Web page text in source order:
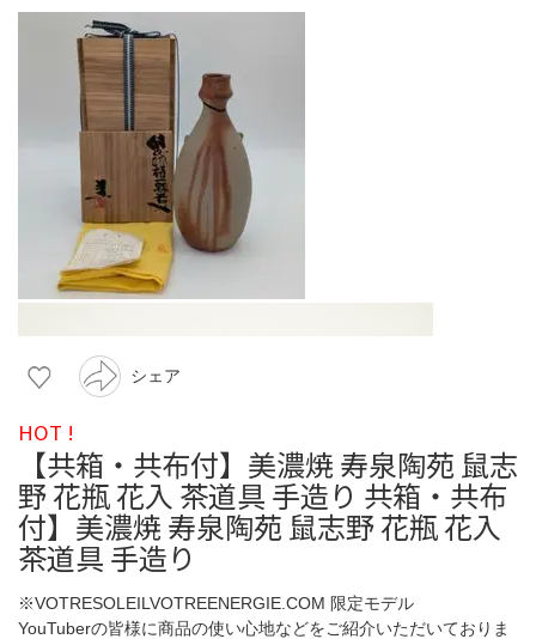
シェア
HOT !
【共箱・共布付】美濃焼 寿泉陶苑 鼠志
野 花瓶 花入 茶道具 手造り 共箱・共布
付】美濃焼 寿泉陶苑 鼠志野 花瓶 花入
茶道具 手造り
※VOTRESOLEILVOTREENERGIE.COM 限定モデル
YouTuberの皆様に商品の使い心地などをご紹介いただいておりま